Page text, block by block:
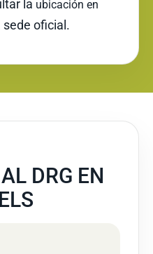
la ubicación en
oficial.
DRG EN